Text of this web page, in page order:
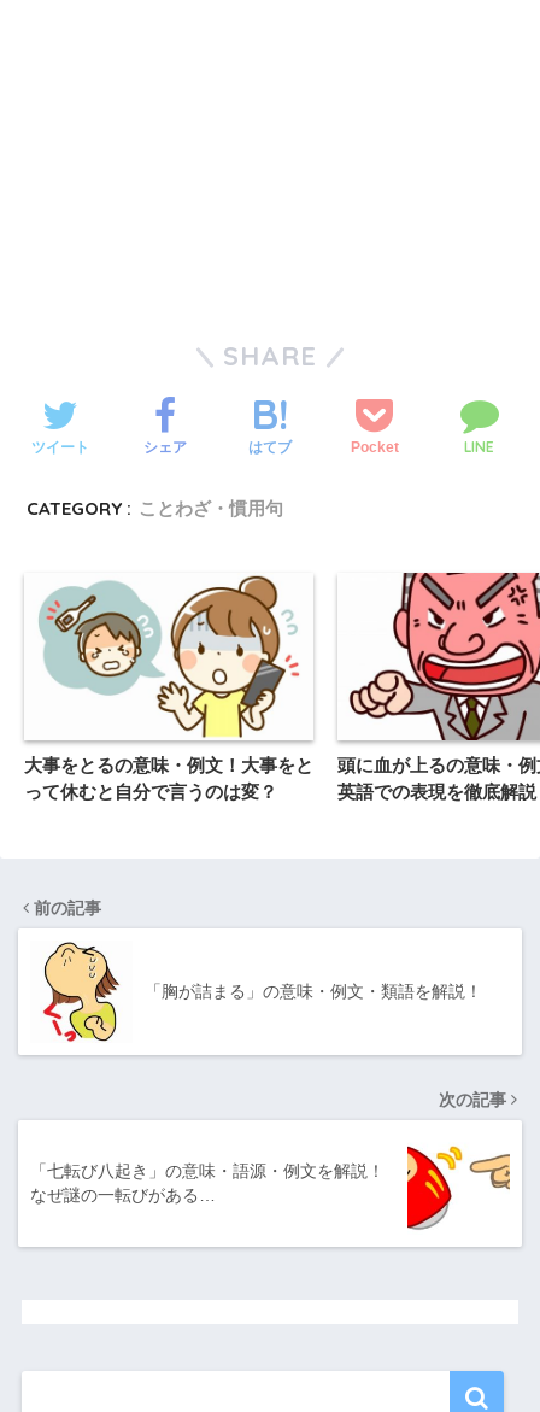
SHARE
ツイート シェア はてブ Pocket LINE
CATEGORY : ことわざ・慣用句
大事をとるの意味・例文！大事をと
って休むと自分で言うのは変？
頭に血が上るの意味・
英語での表現を徹底解説
前の記事
「胸が詰まる」の意味・例文・類語を解説！
次の記事
「七転び八起き」の意味・語源・例文を解説！
なぜ謎の一転びがある…